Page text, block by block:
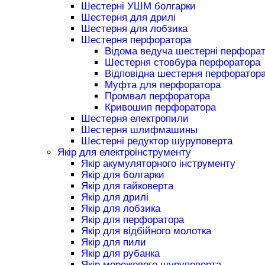
Шестерні УШМ болгарки
Шестерня для дрилі
Шестерня для лобзика
Шестерня перфоратора
Відома ведуча шестерні
Шестерня стовбура перфоратора
Відповідна шестерня
Муфта для перфоратора
Промвал перфоратора
Кривошип перфоратора
Шестерня електропили
Шестерня шлифмашины
Шестерні редуктор шуруповерта
Якір для електроінструменту
Якір акумуляторного інструменту
Якір для болгарки
Якір для гайковерта
Якір для дрилі
Якір для лобзика
Якір для перфоратора
Якір для відбійного молотка
Якір для пили
Якір для рубанка